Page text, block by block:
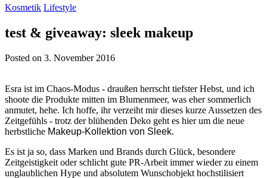
Kosmetik Lifestyle
test & giveaway: sleek makeup
Posted on 3. November 2016
Esra ist im Chaos-Modus - draußen herrscht tiefster Hebst, und ich
shoote die Produkte mitten im Blumenmeer, was eher sommerlich
anmutet, hehe. Ich hoffe, ihr verzeiht mir dieses kurze Aussetzen des
Zeitgefühls - trotz der blühenden Deko geht es hier um die neue
herbstliche Makeup-Kollektion von Sleek.
Es ist ja so, dass Marken und Brands durch Glück, besondere
Zeitgeistigkeit oder schlicht gute PR-Arbeit immer wieder zu einem
unglaublichen Hype und absolutem Wunschobjekt hochstilisiert